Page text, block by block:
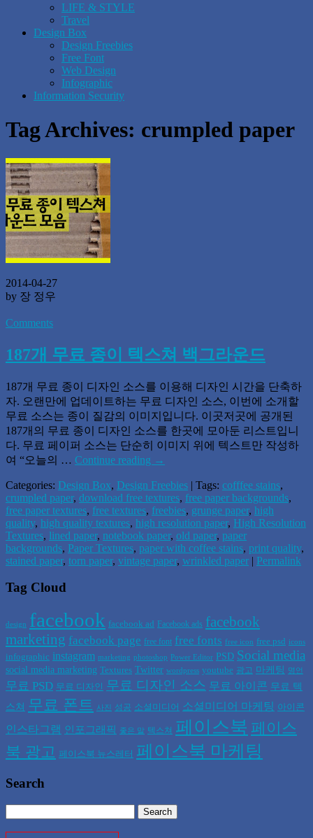
LIFE & STYLE
Travel
Design Box
Design Freebies
Free Font
Web Design
Infographic
Information Security
Tag Archives: crumpled paper
2014-04-27
by 장 정우
Comments
187개 무료 종이 텍스쳐 백그라운드
187개 무료 종이 디자인 소스를 이용해 디자인 시간을 단축하
자. 오랜만에 업데이트하는 무료 디자인 소스, 이번에 소개할
무료 소스는 종이 질감의 이미지입니다. 이곳저곳에 공개된
187개의 무료 종이 디자인 소스를 한곳에 모아둔 리스트입니
다. 무료 페이퍼 소스는 단순히 이미지 위에 텍스트만 작성하
여 “오늘의 … Continue reading →
Categories: Design Box, Design Freebies | Tags: cofffee stains,
crumpled paper, download free textures, free paper backgrounds,
free paper textures, free textures, freebies, grunge paper, high
quality, high quality textures, high resolution paper, High Resolution
Textures, lined paper, notebook paper, old paper, paper
backgrounds, Paper Textures, paper with coffee stains, print quality,
stained paper, torn paper, vintage paper, wrinkled paper | Permalink
Tag Cloud
design facebook facebook ad Facebook ads facebook
marketing facebook page free font free fonts free icon free psd icons
infographic instagram marketing photoshop Power Editor PSD Social media
social media marketing Textures Twitter wordpress youtube 광고 마케팅 명언
무료 PSD 무료 디자인 무료 디자인 소스 무료 아이콘 무료 텍
스쳐 무료 폰트 사진 성공 소셜미디어 소셜미디어 마케팅 아이콘
인스타그램 인포그래픽 좋은 말 텍스쳐 페이스북 페이스
북 광고 페이스북 뉴스레터 페이스북 마케팅
Search